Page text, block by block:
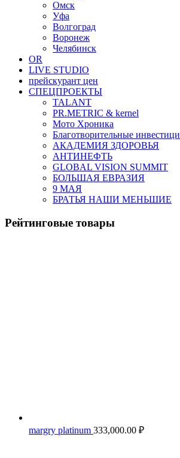
Омск
Уфа
Волгоград
Воронеж
Челябинск
OR
LIVE STUDIO
прейскурант цен
СПЕЦПРОЕКТЫ
TALANT
PR.METRIC & kernel
Мото Хроника
Благотворительные
АКАДЕМИЯ ЗДОРОВЬЯ
АНТИНЕФТЬ
GLOBAL VISION SUMMIT
БОЛЬШАЯ ЕВРАЗИЯ
9 МАЯ
БРАТЬЯ НАШИ МЕНЬШИЕ
Рейтинговые товары
margry platinum 333,000.00 ₽